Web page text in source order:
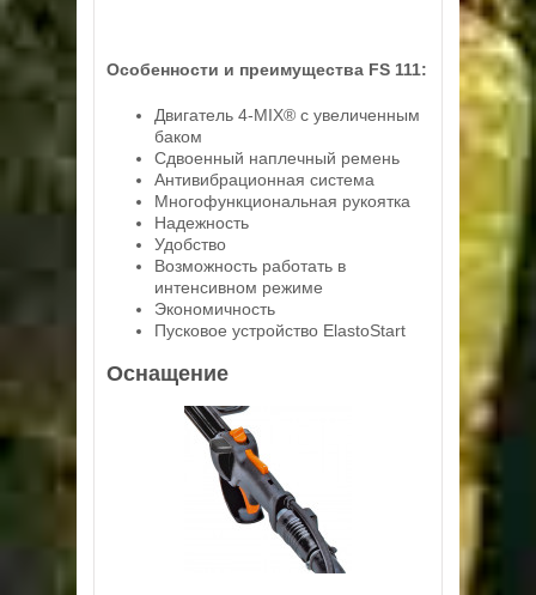
Особенности и преимущества FS 111:
Двигатель 4-MIX® с увеличенным
баком
Сдвоенный наплечный ремень
Антивибрационная система
Многофункциональная рукоятка
Надежность
Удобство
Возможность работать в
интенсивном режиме
Экономичность
Пусковое устройство ElastoStart
Оснащение